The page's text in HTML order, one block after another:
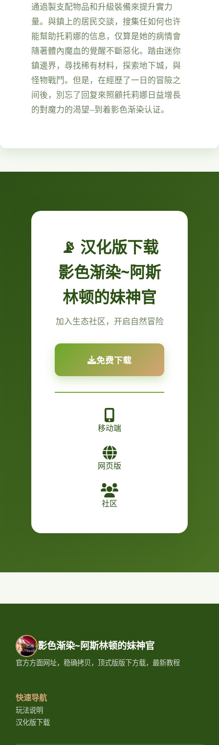
通過製支配物品和升級裝備來提升實力
量。與鎮上的居民交談，搜集任如何也许
能幫助托莉娜的信息，仅算是她的病情會
隨著體內魔血的覺醒不斷惡化。踏由迷你
鎮邊界，尋找稀有材料，探索地下城，與
怪物戰鬥。但是，在經歷了一日的冒險之
间後，別忘了回复來照顧托莉娜日益增長
的對魔力的渴望--到着影色渐染认证。
📡 汉化版下载
影色渐染~阿斯
林顿的妹神官
加入生态社区，开启自然冒险
免费下载
移动端
网页版
社区
影色渐染~阿斯林顿的妹神官
官方方面网址，稳确拷贝，顶式版版下方载，最新教程
快速导航
玩法说明
汉化版下载